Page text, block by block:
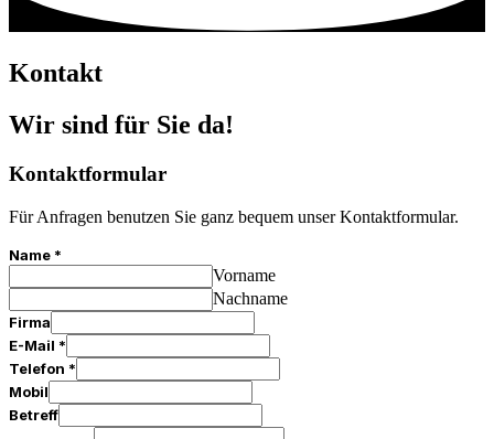
Kontakt
Wir sind für Sie da!
Kontaktformular
Für Anfragen benutzen Sie ganz bequem unser Kontaktformular.
Name *
Vorname
Nachname
Firma
E-Mail *
Telefon *
Mobil
Betreff